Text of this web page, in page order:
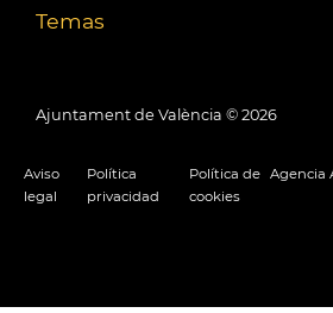
Temas
Ajuntament de València © 2026
Aviso
legal
Política
privacidad
Política de
cookies
Agencia